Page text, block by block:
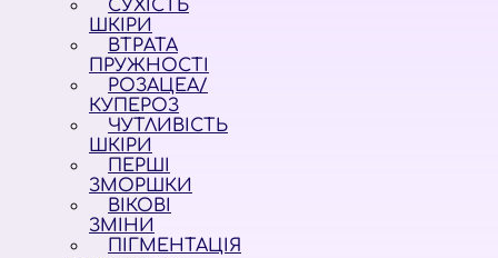
СУХІСТЬ
ШКІРИ
ВТРАТА
ПРУЖНОСТІ
РОЗАЦЕА/
КУПЕРОЗ
ЧУТЛИВІСТЬ
ШКІРИ
ПЕРШІ
ЗМОРШКИ
ВІКОВІ
ЗМІНИ
ПІГМЕНТАЦІЯ